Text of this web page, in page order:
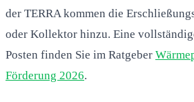
der TERRA kommen die
oder Kollektor hinzu. Eine
Posten finden Sie im Ratgeber
Förderung 2026.